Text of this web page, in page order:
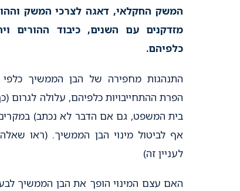
המשק החקלאי, דאגה לצרכי המשק
מזדקנים עם השנים, כיבוד ההורים
כלפיהם.
התנהגות מחפירה של הבן הממשיך כלפי
הפרת ההתחייבויות כלפיהם, עלולה לגרום
בית המשפט, גם אם הדבר לא נכתב)
אף לביטול מינוי הבן הממשיך. (ראו
לעניין זה)
האם עצם המינוי הופך את הבן הממשיך